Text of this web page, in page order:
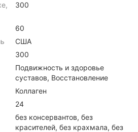
300
60
США
300
Подвижность и здоровье
суставов, Восстановление
Коллаген
24
без консервантов, без
красителей, без крахмала, без